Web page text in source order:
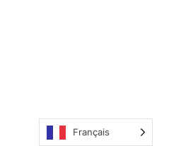
Français